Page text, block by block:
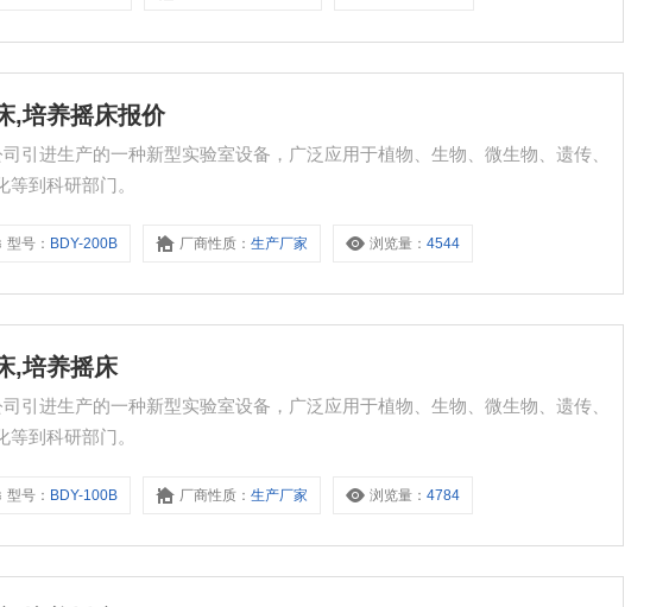
,培养摇床报价
引进生产的一种新型实验室设备，广泛应用于植物、生物、微生物、遗传、
到科研部门。
型号： BDY-200B 厂商性质：生产厂家 浏览量：4544
,培养摇床
引进生产的一种新型实验室设备，广泛应用于植物、生物、微生物、遗传、
到科研部门。
型号： BDY-100B 厂商性质：生产厂家 浏览量：4784